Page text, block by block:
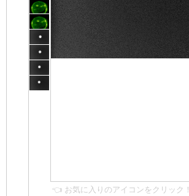
👈 お気に入りのアイコンをクリック！